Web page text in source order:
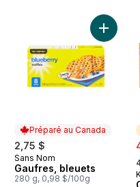
Gaufres, nature au panier
Préparé au Canada
2,75 $
Préparé au Canada
Sans Nom
Gaufres, bleuets
280 g, 0,98 $/100g